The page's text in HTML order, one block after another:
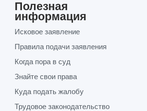
Полезная
информация
Исковое заявление
Правила подачи заявления
Когда пора в суд
Знайте свои права
Куда подать жалобу
Трудовое законодательство